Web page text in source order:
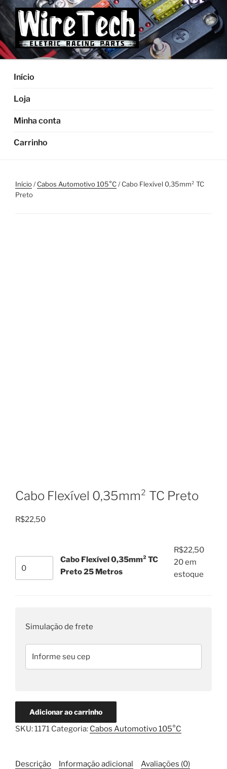
Pular
para
o
conteúdo
Início
Loja
Minha conta
Carrinho
Início/Cabos Automotivo 105°C/ Cabo Flexível 0,35mm² TC
Preto
Cabo Flexível 0,35mm² TC Preto
R$22,50
Flexível
quantidade
Cabo Flexível 0,35mm² TC
Preto 25 Metros
R$22,50
20 em
estoque
Simulação de frete
Adicionar ao carrinho
SKU:1171 Categoria: Cabos Automotivo 105°C
Descrição Informação adicional Avaliações (0)